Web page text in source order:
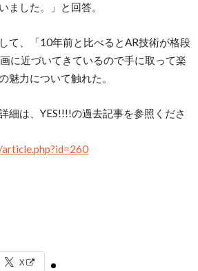
ました。」と回答。
て、「10年前と比べるとAR技術が格段
に近づいてきているので手に取って楽
魅力について触れた。
細は、YES!!!!の過去記事を参照くださ
X